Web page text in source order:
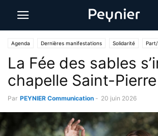
Agenda Dernières manifestations Solidarité
La Fée des sables
chapelle Saint-Pierre
Par PEYNIER Communication - 20 juin 2026